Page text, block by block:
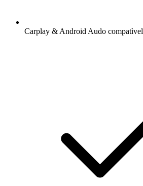
Carplay & Android Audo compatìvel